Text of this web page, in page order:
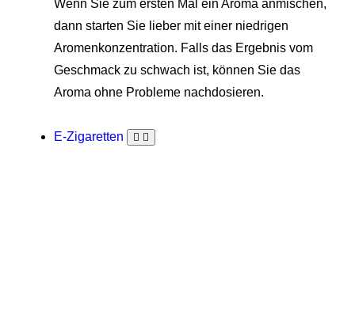
Wenn Sie zum ersten Mal ein Aroma anmischen,
dann starten Sie lieber mit einer niedrigen
Aromenkonzentration. Falls das Ergebnis vom
Geschmack zu schwach ist, können Sie das
Aroma ohne Probleme nachdosieren.
E-Zigaretten